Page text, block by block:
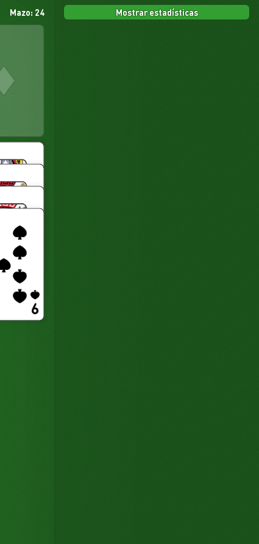
Mazo: 24 Mostrar estadísticas